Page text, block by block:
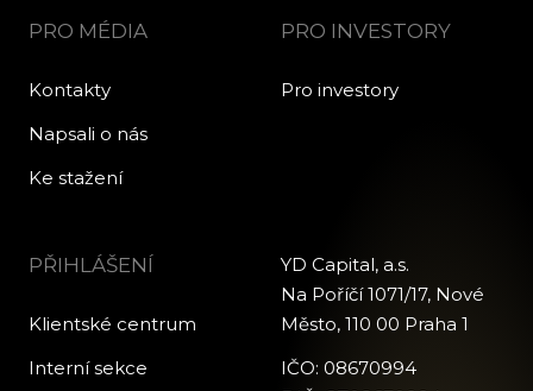
PRO MÉDIA
Kontakty
Napsali o nás
Ke stažení
PRO INVESTORY
Pro investory
PŘIHLÁŠENÍ
Klientské centrum
Interní sekce
YD Capital, a.s.
Na Poříčí 1071/17, Nové
Město, 110 00 Praha 1
IČO: 08670994